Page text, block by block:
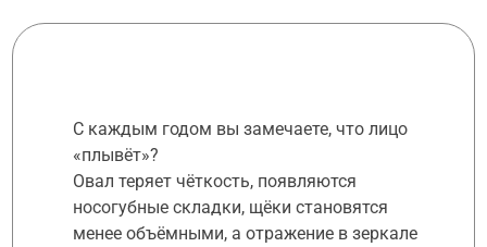
С каждым годом вы замечаете, что лицо
«плывёт»?
Овал теряет чёткость, появляются
носогубные складки, щёки становятся
менее объёмными, а отражение в зеркале